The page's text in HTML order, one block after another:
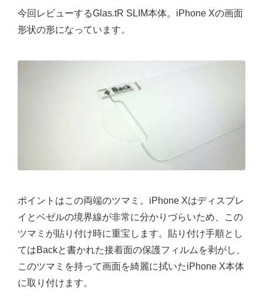
今回レビューするGlas.tR SLIM本体。iPhone Xの画面
形状の形になっています。
ポイントはこの両端のツマミ。iPhone Xはディスプレ
イとベゼルの境界線が非常に分かりづらいため、この
ツマミが貼り付け時に重宝します。貼り付け手順とし
てはBackと書かれた接着面の保護フィルムを剥がし、
このツマミを持って画面を綺麗に拭いたiPhone X本体
に取り付けます。